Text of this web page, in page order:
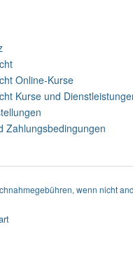
Online-Kurse
Kurse und
Zahlungsbedingungen
wenn nicht